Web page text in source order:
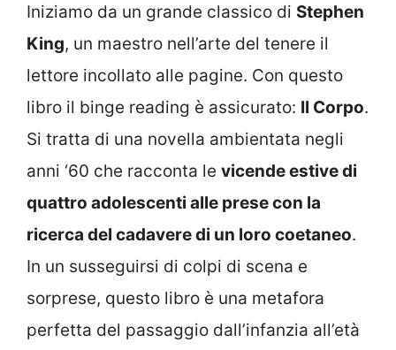
Iniziamo da un grande classico di Stephen
King, un maestro nell’arte del tenere il
lettore incollato alle pagine. Con questo
libro il binge reading è assicurato: Il Corpo.
Si tratta di una novella ambientata negli
anni ‘60 che racconta le vicende estive di
quattro adolescenti alle prese con la
ricerca del cadavere di un loro coetaneo.
In un susseguirsi di colpi di scena e
sorprese, questo libro è una metafora
perfetta del passaggio dall’infanzia all’età